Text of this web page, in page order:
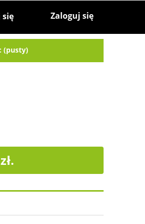
się Zaloguj się
(pusty)